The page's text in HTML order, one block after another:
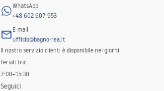
WhatsApp
+48 602 607 953
E-mail
ufficio@bagno-rea.it
Il nostro servizio clienti è disponibile nei giorni
feriali tra:
7:00–15:30
Seguici